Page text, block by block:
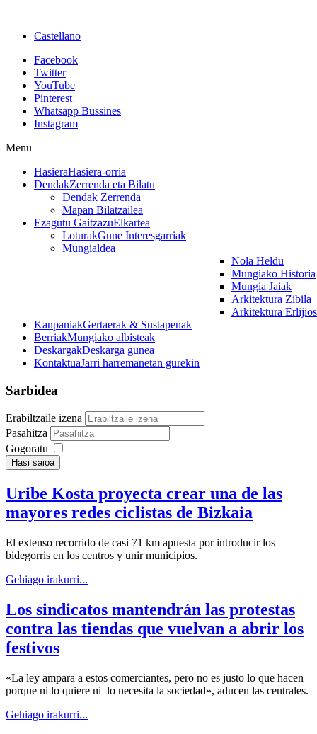
Castellano
Facebook
Twitter
YouTube
Pinterest
Whatsapp Bussines
Instagram
Menu
HasieraHasiera-orria
DendakZerrenda eta Bilatu
Dendak Zerrenda
Mapan Bilatzailea
Ezagutu GaitzazuElkartea
LoturakGune Interesgarriak
Mungialdea
Nola Heldu
Mungiako Historia
Mungia Jaiak
Arkitektura Zibila
Arkitektura
KanpaniakGertaerak & Sustapenak
BerriakMungiako albisteak
DeskargakDeskarga gunea
KontaktuaJarri harremanetan gurekin
Sarbidea
Erabiltzaile izena
Pasahitza
Gogoratu
Hasi saioa
Uribe Kosta proyecta crear una de las
mayores redes ciclistas de Bizkaia
El extenso recorrido de casi 71 km apuesta por introducir los
bidegorris en los centros y unir municipios.
Gehiago irakurri...
Los sindicatos mantendrán las protestas
contra las tiendas que vuelvan a abrir los
festivos
«La ley ampara a estos comerciantes, pero no es justo lo que hacen
porque ni lo quiere ni lo necesita la sociedad», aducen las centrales.
Gehiago irakurri...